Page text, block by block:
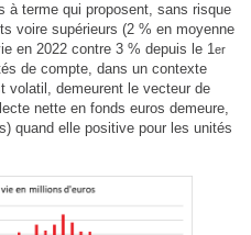
à terme qui proposent, sans risque
voire supérieurs (2 % en moyenne
en 2022 contre 3 % depuis le 1er
de compte, dans un contexte
volatil, demeurent le vecteur de
nette en fonds euros demeure,
quand elle positive pour les unités